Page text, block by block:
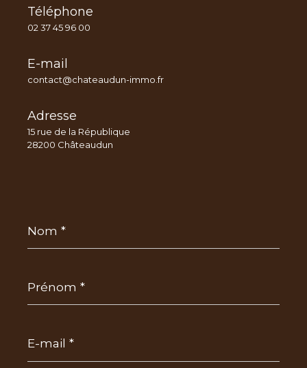
Téléphone
02 37 45 96 00
E-mail
contact@chateaudun-immo.fr
Adresse
15 rue de la République
28200 Châteaudun
*
*
mail
*